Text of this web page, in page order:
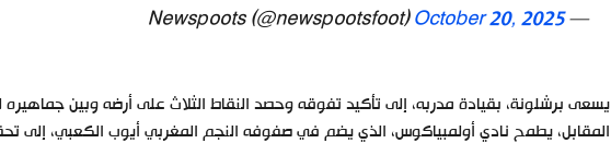
— Newspoots (@newspootsfoot)
October 20, 2025
يسعى برشلونة، بقيادة مدربه، إلى تأكيد تفوقه وحصد النقاط الثلاث على أرضه وبين
المقابل، يطمح نادي أولمبياكوس، الذي يضم في صفوفه النجم المغربي أيوب الكعبي، إلى